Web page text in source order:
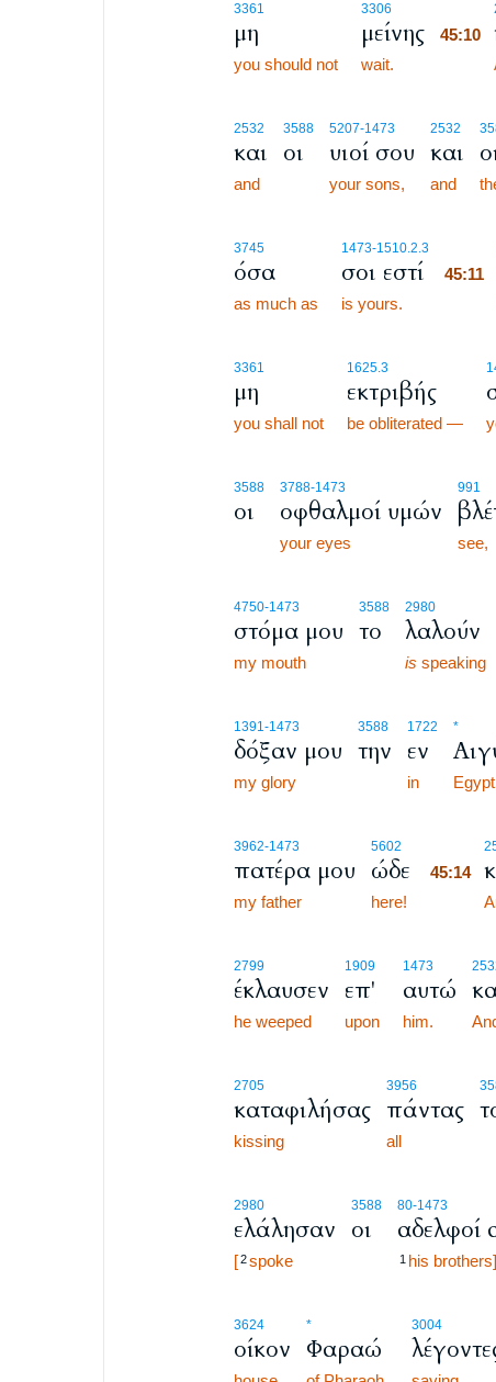
3361
μη
you should not
3306
μείνης
wait.
45:10
2532
και
and
3588
οι
5207-1473
υιοί σου
your sons,
2532
και
and
3745
όσα
as much as
1473-1510.2.3
σοι εστί
is yours.
45:11
3361
μη
you shall not
1625.3
εκτριβής
be obliterated —
3588
οι
3788-1473
οφθαλμοί υμών
your eyes
991
see,
4750-1473
στόμα μου
my mouth
3588
το
2980
λαλούν
is speaking
1391-1473
δόξαν μου
my glory
3588
την
1722
εν
in
*
3962-1473
πατέρα μου
my father
5602
ώδε
here!
45:14
2799
έκλαυσεν
he weeped
1909
επ'
upon
1473
αυτώ
him.
2705
καταφιλήσας
kissing
3956
πάντας
all
2980
ελάλησαν
[ 2 spoke
3588
οι
80-1473
αδελφοί
1 his brothers]
3624
οίκον
*
Φαραώ
3004